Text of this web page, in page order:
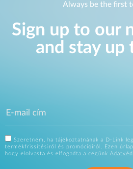
Always be the first
Sign up to our
and stay up
Szeretném, ha tájékoztatnának a D-Link
termékfrissítésiről és promócióiról. Ezen
hogy elolvasta és elfogadta a cégünk